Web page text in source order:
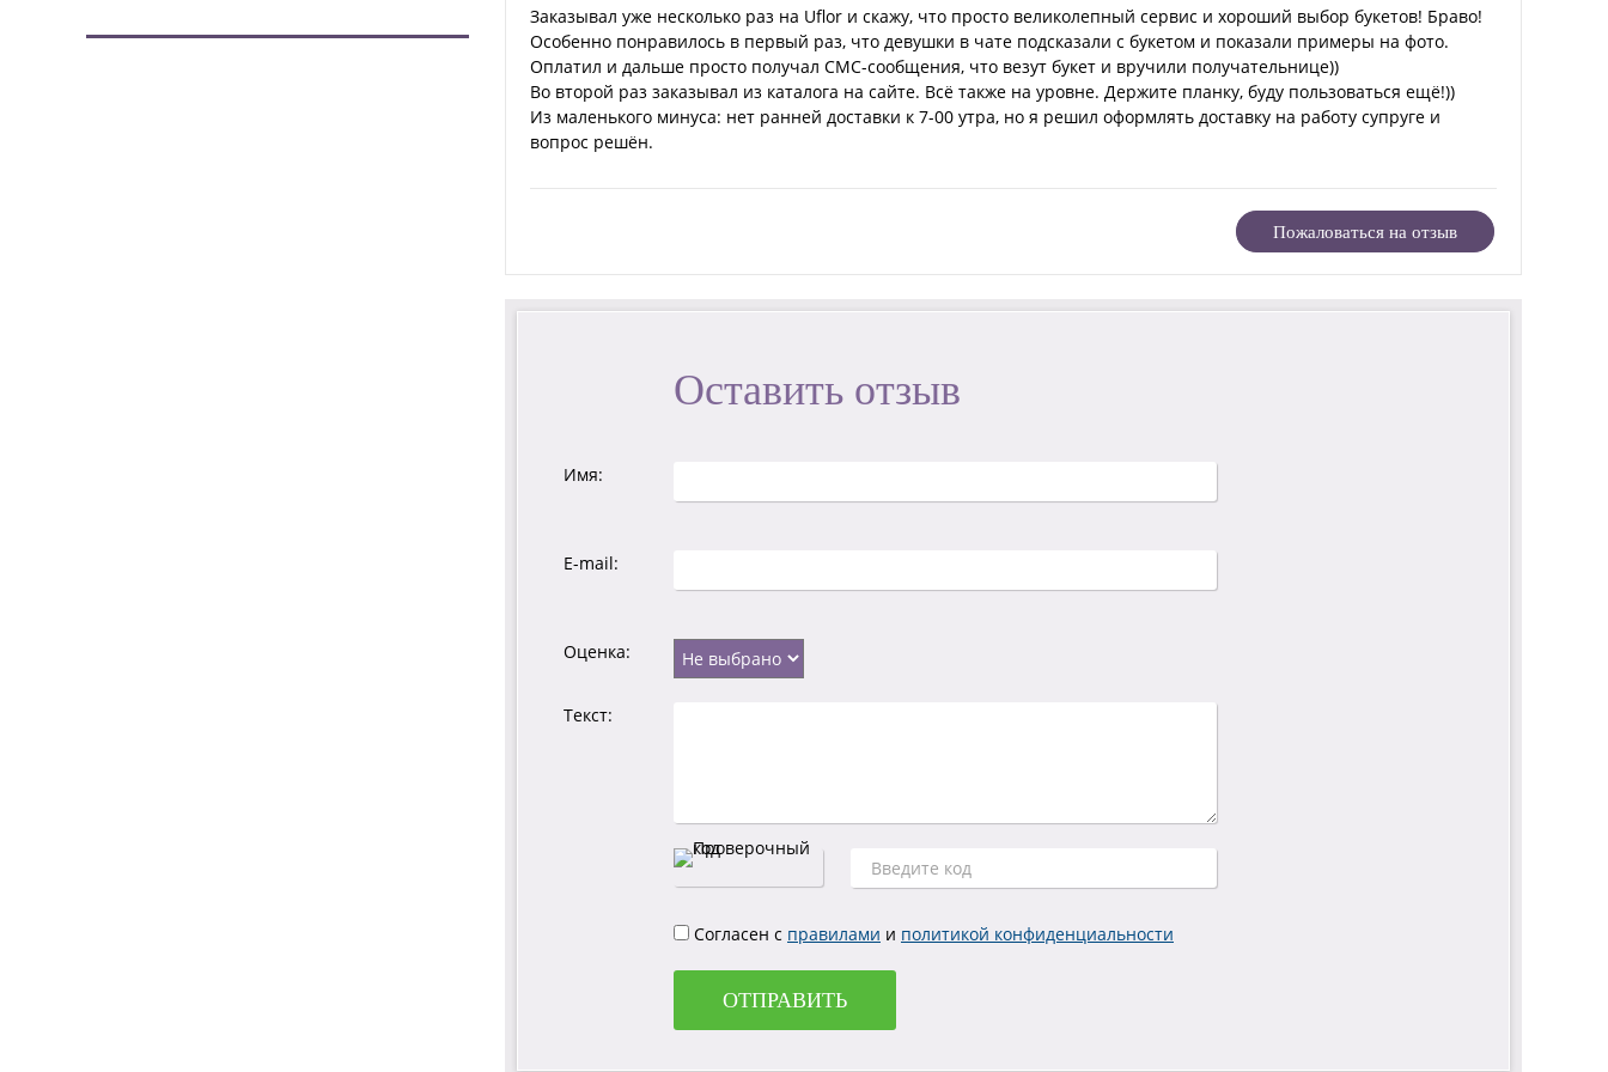
Заказывал уже несколько раз на Uflor и скажу, что просто великолепный сервис и хороший выбор букетов! Браво!
Особенно понравилось в первый раз, что девушки в чате подсказали с букетом и показали примеры на фото.
Оплатил и дальше просто получал СМС-сообщения, что везут букет и вручили получательнице))
Во второй раз заказывал из каталога на сайте. Всё также на уровне. Держите планку, буду пользоваться ещё!))
Из маленького минуса: нет ранней доставки к 7-00 утра, но я решил оформлять доставку на работу супруге и
вопрос решён.
Пожаловаться на отзыв
Оставить отзыв
Имя:
E-mail:
Оценка:
Текст:
Согласен с правилами и политикой конфиденциальности
ОТПРАВИТЬ